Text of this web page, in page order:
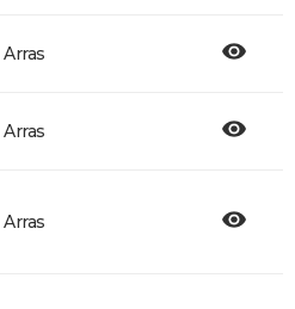
Arras
Arras
Arras